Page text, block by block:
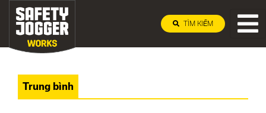
TÌM KIẾM
Trung bình